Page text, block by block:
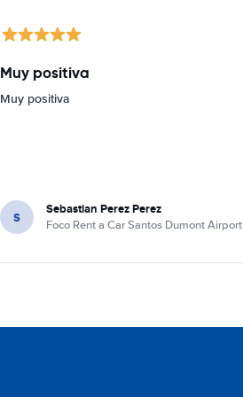
Muy positiva
Muy positiva
S Sebastian Perez Perez
Foco Rent a Car Santos Dumont Airport